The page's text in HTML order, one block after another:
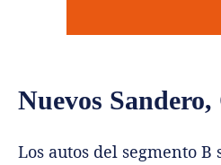
Nuevos
Los autos del segmento B